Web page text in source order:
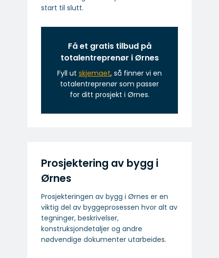
start til slutt.
Få et gratis tilbud på
totalentreprenør i Ørnes
Fyll ut skjemaet, så finner vi en
totalentreprenør som passer
for ditt prosjekt i Ørnes.
Prosjektering av bygg i
Ørnes
Prosjekteringen av bygg i Ørnes er en
viktig del av byggeprosessen hvor alt av
tegninger, beskrivelser,
konstruksjondetaljer og andre
nødvendige dokumenter utarbeides.